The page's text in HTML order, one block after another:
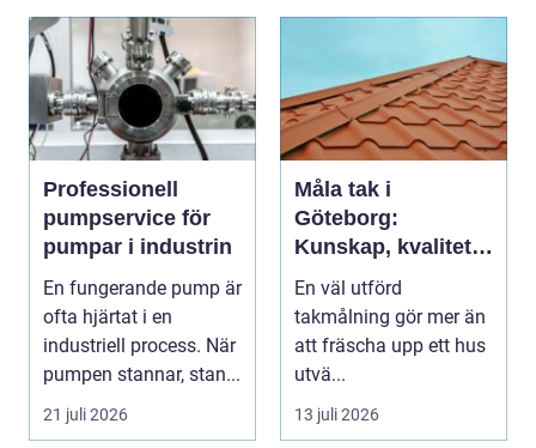
Professionell
pumpservice för
pumpar i industrin
En fungerande pump är
ofta hjärtat i en
industriell process. När
pumpen stannar, stan...
21 juli 2026
Måla tak i
Göteborg:
Kunskap, kvalitet
och långsiktigt
skydd vid
takmålning i
Göteborg
En väl utförd
takmålning gör mer än
att fräscha upp ett hus
utvä...
13 juli 2026